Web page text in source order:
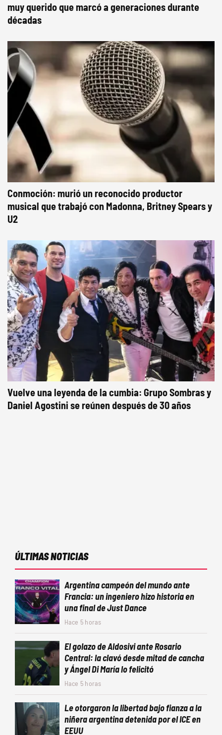
muy querido que marcó a generaciones durante
décadas
Conmoción: murió un reconocido productor
musical que trabajó con Madonna, Britney Spears y
U2
Vuelve una leyenda de la cumbia: Grupo Sombras y
Daniel Agostini se reúnen después de 30 años
ÚLTIMAS NOTICIAS
Argentina campeón del mundo ante
Francia: un ingeniero hizo historia en
una final de Just Dance
Hace 5 horas
El golazo de Aldosivi ante Rosario
Central: la clavó desde mitad de cancha
y Ángel Di María lo felicitó
Hace 5 horas
Le otorgaron la libertad bajo fianza a la
niñera argentina detenida por el ICE en
EEUU